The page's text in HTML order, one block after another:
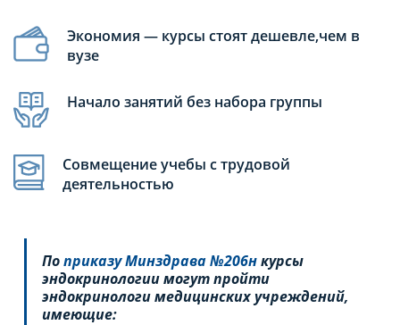
Экономия — курсы стоят дешевле,чем в
вузе
Начало занятий без набора группы
Совмещение учебы с трудовой
деятельностью
Поприказу Минздрава №206нкурсы
эндокринологии могут пройти
эндокринологи медицинских учреждений,
имеющие: